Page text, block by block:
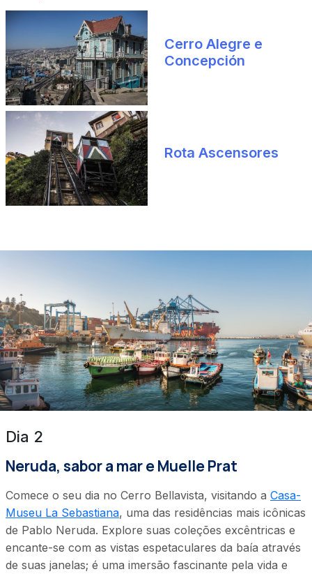
Cerro Alegre e
Concepción
Rota Ascensores
Dia 2
Neruda, sabor a mar e Muelle Prat
Comece o seu dia no Cerro Bellavista, visitando a Casa-
Museu La Sebastiana, uma das residências mais icônicas
de Pablo Neruda. Explore suas coleções excêntricas e
encante-se com as vistas espetaculares da baía através
de suas janelas; é uma imersão fascinante pela vida e